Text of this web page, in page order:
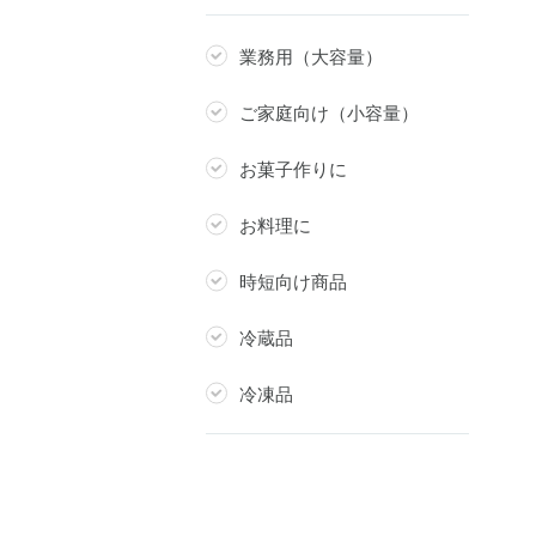
業務用（大容量）
ご家庭向け（小容量）
お菓子作りに
お料理に
時短向け商品
冷蔵品
冷凍品